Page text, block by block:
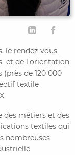
le rendez-vous
et de l'orientation
de 120 000
textile
des métiers et des
textiles qui
nombreuses